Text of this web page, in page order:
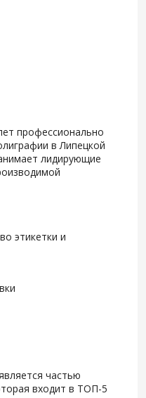
профессионально
в Липецкой
лидирующие
этикетки и
частью
входит в ТОП-5